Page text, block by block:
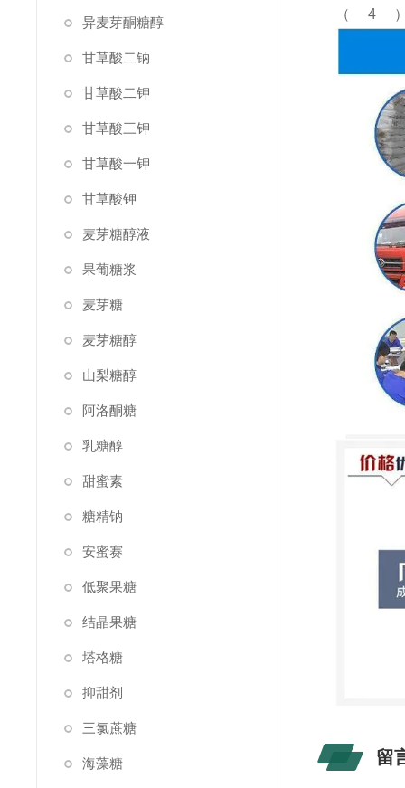
异麦芽酮糖醇
甘草酸二钠
甘草酸二钾
甘草酸三钾
甘草酸一钾
甘草酸钾
麦芽糖醇液
果葡糖浆
麦芽糖
麦芽糖醇
山梨糖醇
阿洛酮糖
乳糖醇
甜蜜素
糖精钠
安蜜赛
低聚果糖
结晶果糖
塔格糖
抑甜剂
三氯蔗糖
海藻糖
（4
留